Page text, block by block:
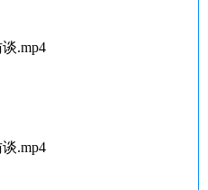
.mp4
.mp4